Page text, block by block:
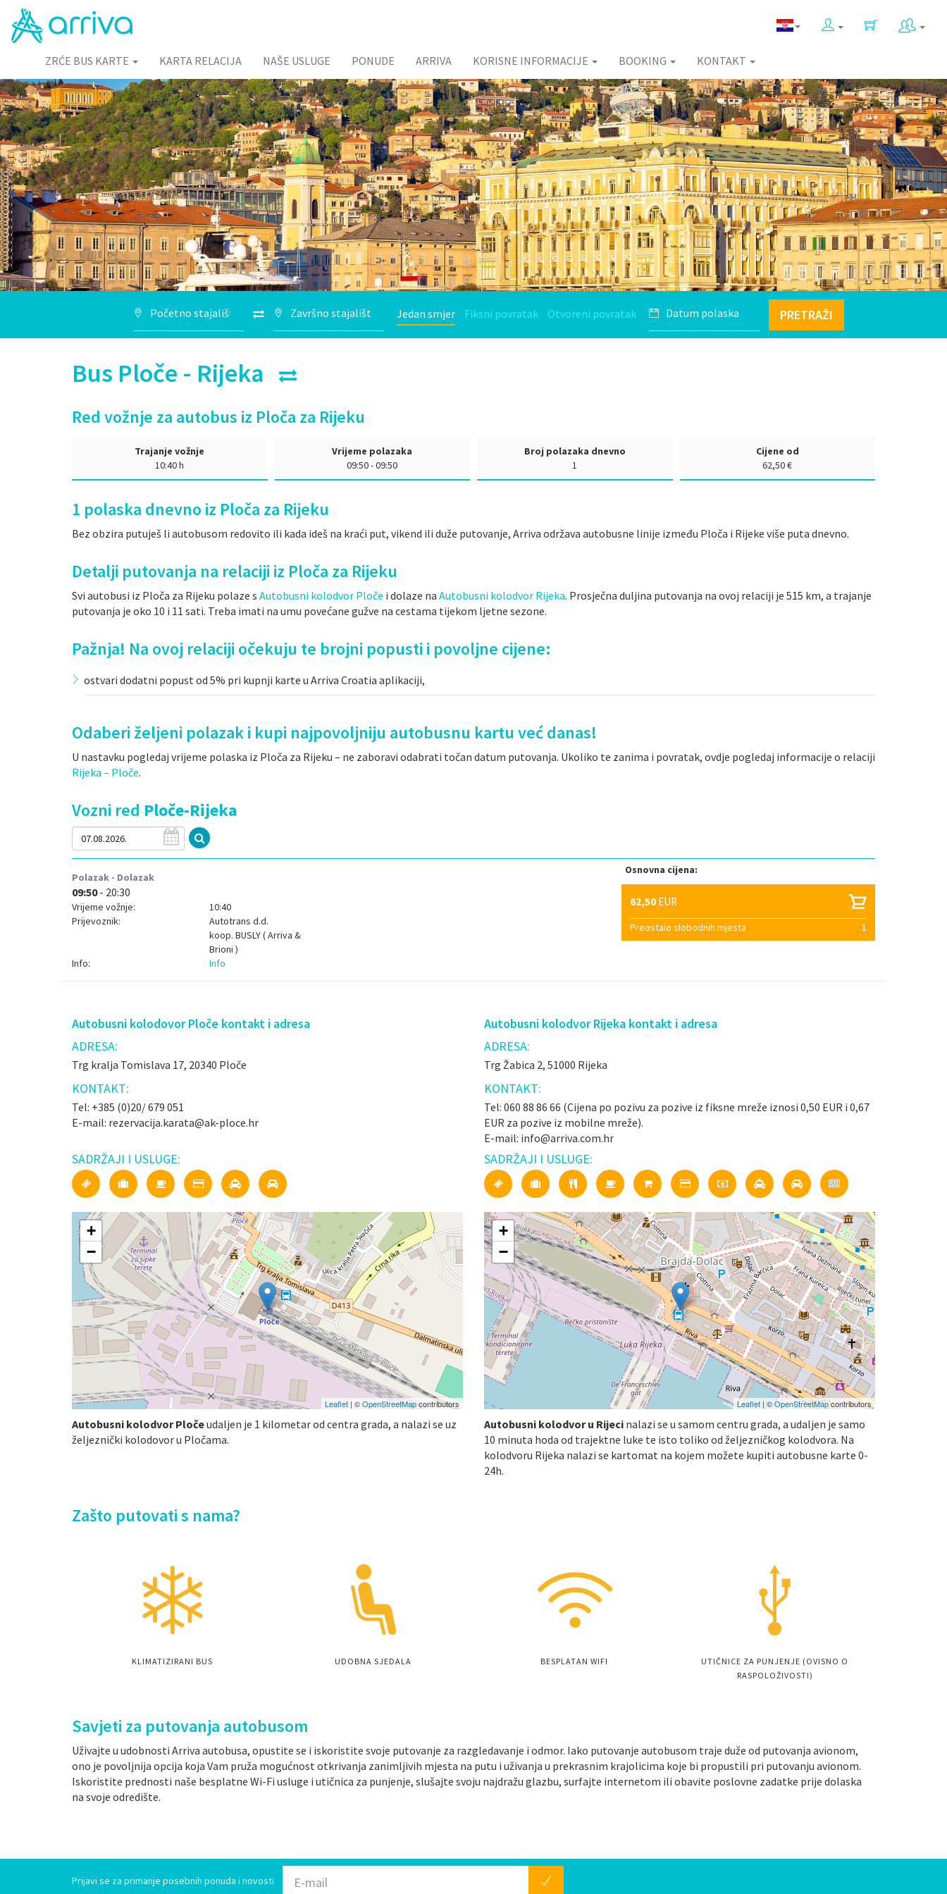
ZRĆE BUS KARTE KARTA RELACIJA NAŠE USLUGE PONUDE ARRIVA KORISNE INFORMACIJE BOOKING KONTAKT
Jedan smjer Fiksni povratak Otvoreni povratak PRETRAŽI
Bus Ploče - Rijeka
Red vožnje za autobus iz Ploča za Rijeku
Trajanje vožnje
10:40 h
Vrijeme polazaka
09:50 - 09:50
Broj polazaka dnevno
1
Cijene od
62,50 €
1 polaska dnevno iz Ploča za Rijeku
Bez obzira putuješ li autobusom redovito ili kada ideš na kraći put, vikend ili duže putovanje, Arriva održava autobusne linije između Ploča i Rijeke više puta dnevno.
Detalji putovanja na relaciji iz Ploča za Rijeku
Svi autobusi iz Ploča za Rijeku polaze s Autobusni kolodvor Ploče i dolaze na Autobusni kolodvor Rijeka. Prosječna duljina putovanja na ovoj relaciji je 515 km, a trajanje
putovanja je oko 10 i 11 sati. Treba imati na umu povećane gužve na cestama tijekom ljetne sezone.
Pažnja! Na ovoj relaciji očekuju te brojni popusti i povoljne cijene:
ostvari dodatni popust od 5% pri kupnji karte u Arriva Croatia aplikaciji,
Odaberi željeni polazak i kupi najpovoljniju autobusnu kartu već danas!
U nastavku pogledaj vrijeme polaska iz Ploča za Rijeku – ne zaboravi odabrati točan datum putovanja. Ukoliko te zanima i povratak, ovdje pogledaj informacije o relaciji
Rijeka – Ploče.
Vozni red Ploče-Rijeka
Osnovna cijena:
Polazak - Dolazak
09:50- 20:30
Vrijeme vožnje:
10:40
Prijevoznik:
Autotrans d.d.
koop. BUSLY ( Arriva &
Brioni )
Info:
Info
62,50 EUR
Preostalo slobodnih mjesta 1
Autobusni kolodovor Ploče kontakt i adresa
ADRESA:
Trg kralja Tomislava 17, 20340 Ploče
KONTAKT:
Tel: +385 (0)20/ 679 051
E-mail: rezervacija.karata@ak-ploce.hr
SADRŽAJI I USLUGE:
+
−
Leaflet | ©OpenStreetMapcontributors
Autobusni kolodvor Pločeudaljen je 1 kilometar od centra grada, a nalazi se uz
željeznički kolodovor u Pločama.
Autobusni kolodvor Rijeka kontakt i adresa
ADRESA:
Trg Žabica 2, 51000 Rijeka
KONTAKT:
Tel: 060 88 86 66 (Cijena po pozivu za pozive iz fiksne mreže iznosi 0,50 EUR i 0,67
EUR za pozive iz mobilne mreže).
E-mail: info@arriva.com.hr
SADRŽAJI I USLUGE:
+
−
Leaflet | ©OpenStreetMapcontributors
Autobusni kolodvor u Rijeci nalazi se u samom centru grada, a udaljen je samo
10 minuta hoda od trajektne luke te isto toliko od željezničkog kolodvora. Na
kolodvoru Rijeka nalazi se kartomat na kojem možete kupiti autobusne karte 0-
24h.
Zašto putovati s nama?
KLIMATIZIRANI BUS UDOBNA SJEDALA BESPLATAN WIFI
UTIČNICE ZA PUNJENJE (OVISNO O
RASPOLOŽIVOSTI)
Savjeti za putovanja autobusom
Uživajte u udobnosti Arriva autobusa, opustite se i iskoristite svoje putovanje za razgledavanje i odmor. Iako putovanje autobusom traje duže od putovanja avionom,
ono je povoljnija opcija koja Vam pruža mogućnost otkrivanja zanimljivih mjesta na putu i uživanja u prekrasnim krajolicima koje bi propustili pri putovanju avionom.
Iskoristite prednosti naše besplatne Wi-Fi usluge i utičnica za punjenje, slušajte svoju najdražu glazbu, surfajte internetom ili obavite poslovne zadatke prije dolaska
na svoje odredište.
Prijavi se za primanje posebnih ponuda i novosti